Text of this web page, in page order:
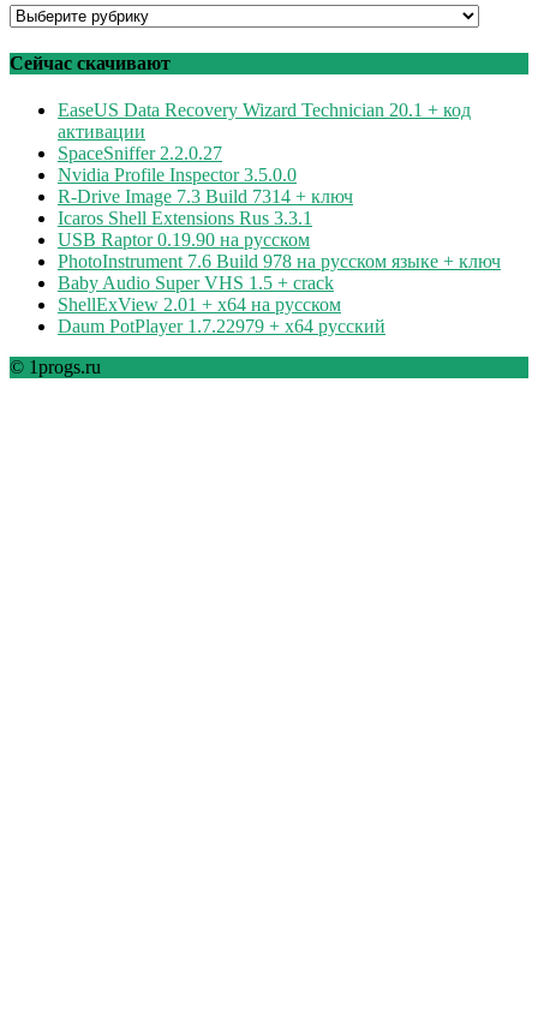
Программы
рубрикам
Сейчас скачивают
EaseUS Data Recovery Wizard Technician 20.1 + код
активации
SpaceSniffer 2.2.0.27
Nvidia Profile Inspector 3.5.0.0
R-Drive Image 7.3 Build 7314 + ключ
Icaros Shell Extensions Rus 3.3.1
USB Raptor 0.19.90 на русском
PhotoInstrument 7.6 Build 978 на русском языке + ключ
Baby Audio Super VHS 1.5 + crack
ShellExView 2.01 + x64 на русском
Daum PotPlayer 1.7.22979 + x64 русский
© 1progs.ru